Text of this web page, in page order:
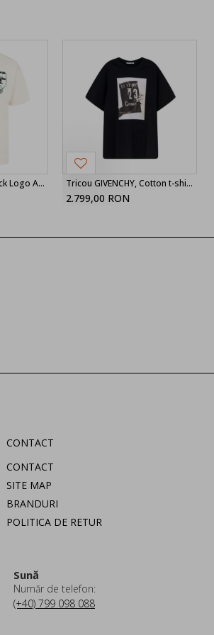
Tricou Givenchy, Black Logo Appliqué, White Tricou GIVENCHY, Cotton t-shirt, Black
2.799,00 RON
CONTACT
CONTACT
SITE MAP
BRANDURI
POLITICA DE RETUR
Sună
Număr de telefon:
(+40) 799 098 088